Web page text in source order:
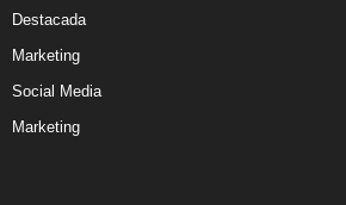
Destacada
Marketing
Social Media
Marketing